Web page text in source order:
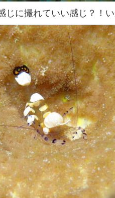
じに撮れていい感じ？！